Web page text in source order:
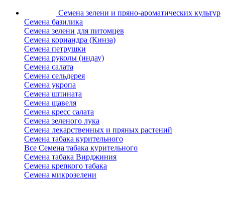
Семена зелени и пряно-ароматических культур
Семена базилика
Семена зелени для питомцев
Семена кориандра (Кинза)
Семена петрушки
Семена руколы (индау)
Семена салата
Семена сельдерея
Семена укропа
Семена шпината
Семена щавеля
Семена кресс салата
Семена зеленого лука
Семена лекарственных и пряных растений
Семена табака курительного
Все Семена табака курительного
Семена табака Вирджиния
Семена крепкого табака
Семена микрозелени